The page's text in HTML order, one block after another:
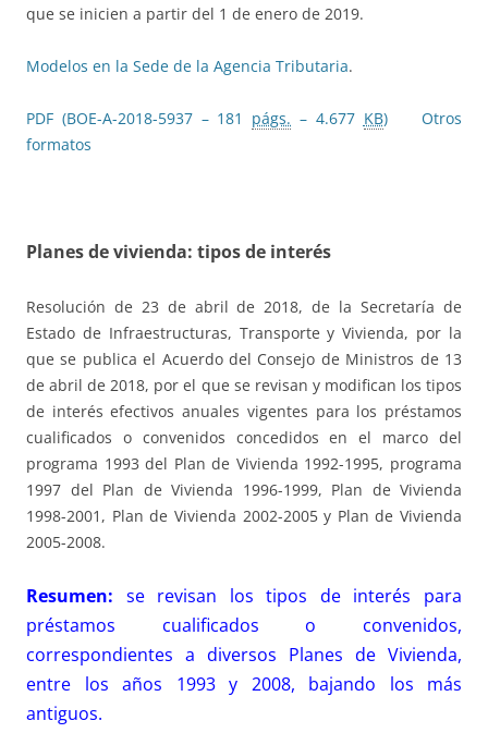
que se inicien a partir del 1 de enero de 2019.
Modelos en la Sede de la Agencia Tributaria.
PDF (BOE-A-2018-5937 – 181 págs. – 4.677 KB)
Otros
formatos
Planes de vivienda: tipos de interés
Resolución de 23 de abril de 2018, de la Secretaría de
Estado de Infraestructuras, Transporte y Vivienda, por la
que se publica el Acuerdo del Consejo de Ministros de 13
de abril de 2018, por el que se revisan y modifican los tipos
de interés efectivos anuales vigentes para los préstamos
cualificados o convenidos concedidos en el marco del
programa 1993 del Plan de Vivienda 1992-1995, programa
1997 del Plan de Vivienda 1996-1999, Plan de Vivienda
1998-2001, Plan de Vivienda 2002-2005 y Plan de Vivienda
2005-2008.
Resumen: se revisan los tipos de interés para
préstamos cualificados o convenidos,
correspondientes a diversos Planes de Vivienda,
entre los años 1993 y 2008, bajando los más
antiguos.